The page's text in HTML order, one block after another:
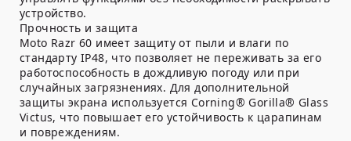
устройство.
Прочность и защита
Moto Razr 60 имеет защиту от пыли и влаги по
стандарту IP48, что позволяет не переживать за его
работоспособность в дождливую погоду или при
случайных загрязнениях. Для дополнительной
защиты экрана используется Corning® Gorilla® Glass
Victus, что повышает его устойчивость к царапинам
и повреждениям.